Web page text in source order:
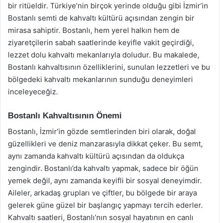
bir ritüeldir. Türkiye’nin birçok yerinde olduğu gibi İzmir’in
Bostanlı semti de kahvaltı kültürü açısından zengin bir
mirasa sahiptir. Bostanlı, hem yerel halkın hem de
ziyaretçilerin sabah saatlerinde keyifle vakit geçirdiği,
lezzet dolu kahvaltı mekanlarıyla doludur. Bu makalede,
Bostanlı kahvaltısının özelliklerini, sunulan lezzetleri ve bu
bölgedeki kahvaltı mekanlarının sunduğu deneyimleri
inceleyeceğiz.
Bostanlı Kahvaltısının Önemi
Bostanlı, İzmir’in gözde semtlerinden biri olarak, doğal
güzellikleri ve deniz manzarasıyla dikkat çeker. Bu semt,
aynı zamanda kahvaltı kültürü açısından da oldukça
zengindir. Bostanlı’da kahvaltı yapmak, sadece bir öğün
yemek değil, aynı zamanda keyifli bir sosyal deneyimdir.
Aileler, arkadaş grupları ve çiftler, bu bölgede bir araya
gelerek güne güzel bir başlangıç yapmayı tercih ederler.
Kahvaltı saatleri, Bostanlı’nın sosyal hayatının en canlı